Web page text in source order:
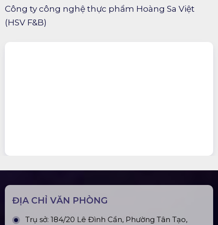
Công ty công nghệ thực phẩm Hoàng Sa Việt
(HSV F&B)
ĐỊA CHỈ VĂN PHÒNG
Trụ sở: 184/20 Lê Đình Cẩn, Phường Tân Tạo,